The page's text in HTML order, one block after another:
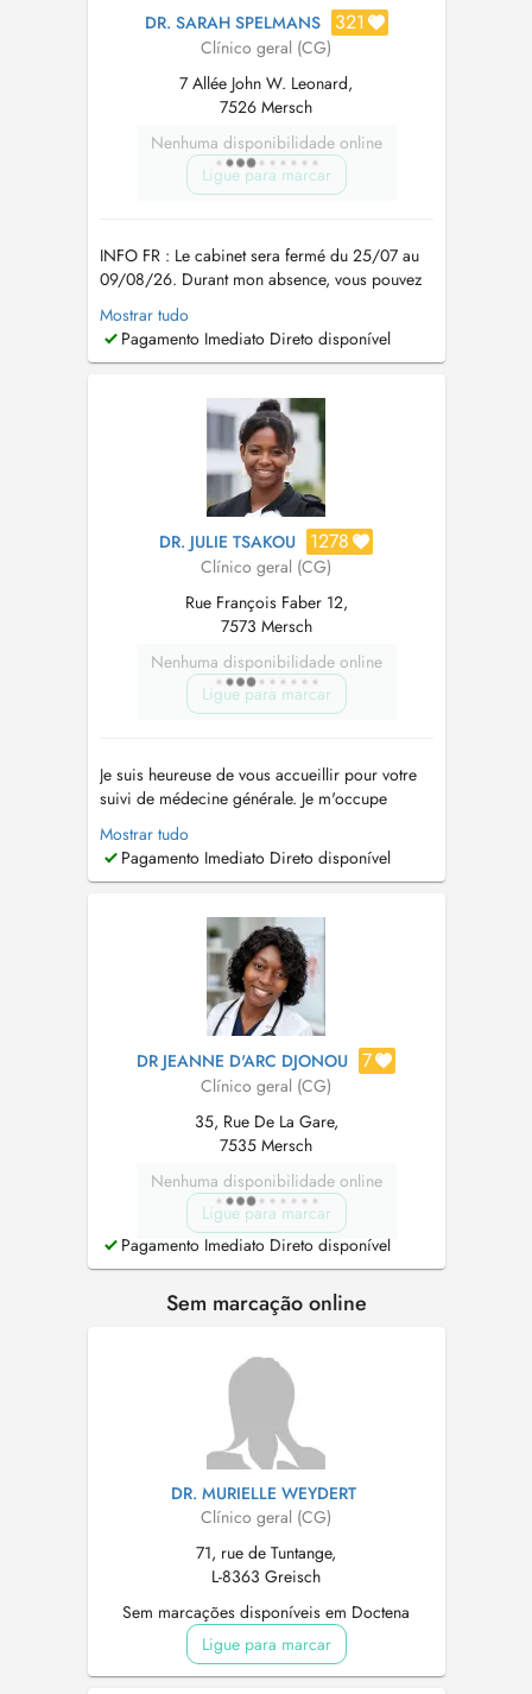
DR. SARAH SPELMANS 321
Clínico geral (CG)
7 Allée John W. Leonard,
7526 Mersch
Nenhuma disponibilidade online
Ligue para marcar
INFO FR : Le cabinet sera fermé du 25/07 au
09/08/26. Durant mon absence, vous pouvez
faire appel : --> la semaine du 27 juillet : au Dr
Tsakou Julie, également disponible via Doctena.
--> la semaine du 3 aout : à la maison médicale
Mostrar tudo
Pagamento Imediato Direto disponível
DR. JULIE TSAKOU 1278
Clínico geral (CG)
Rue François Faber 12,
7573 Mersch
Nenhuma disponibilidade online
Ligue para marcar
Je suis heureuse de vous accueillir pour votre
suivi de médecine générale. Je m'occupe
également de la santé des enfants dès la
naissance jusqu'à l'âge adulte, y compris les
vaccins. Ainsi que de la santé de la femme (
également des échographies abdomin...
Mostrar tudo
Pagamento Imediato Direto disponível
DR JEANNE D'ARC DJONOU 7
Clínico geral (CG)
35, Rue De La Gare,
7535 Mersch
Nenhuma disponibilidade online
Ligue para marcar
Pagamento Imediato Direto disponível
Sem marcação online
DR. MURIELLE WEYDERT
Clínico geral (CG)
71, rue de Tuntange,
L-8363 Greisch
Sem marcações disponíveis em Doctena
Ligue para marcar